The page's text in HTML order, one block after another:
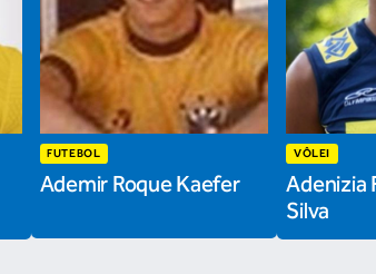
FUTEBOL
Ademir Roque Kaefer
VÔLEI
Adenizia
Silva